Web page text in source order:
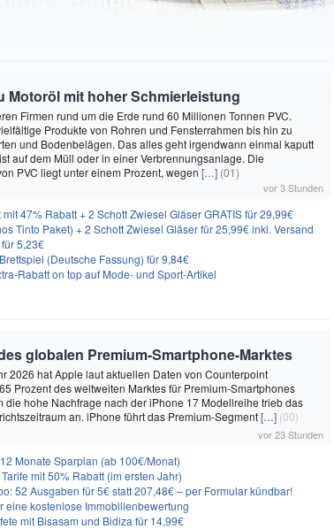
Motoröl mit hoher Schmierleistung
Firmen rund um die Erde rund 60 Millionen Tonnen PVC.
Produkte von Rohren und Fensterrahmen bis hin zu
und Bodenbelägen. Das alles geht irgendwann einmal kaputt
auf dem Müll oder in einer Verbrennungsanlage. Die
PVC liegt unter einem Prozent, wegen […] (01)
vor 3 Stunden
47% Rabatt + 2 Schott Zwiesel Gläser GRATIS für 29,99€
Tinto Paket) + 2 Schott Zwiesel Gläser für 25,99€ inkl. Versand
5,23€
(Deutsche Fassung) für 9,84€
Rabatt on top auf Mode- und Sport-Artikel
globalen Premium-Smartphone-Marktes
2026 hat Apple laut aktuellen Daten von Counterpoint
Prozent des weltweiten Marktes für Premium-Smartphones
die hohe Nachfrage nach der iPhone 17 Modellreihe trieb das
an. iPhone führt das Premium-Segment[…] (00)
vor 23 Stunden
Monate Sparplan (ab 100€/Monat)
mit 50% Rabatt (im ersten Jahr)
52 Ausgaben für 5€ statt 207,48€ – per Formular kündbar!
eine kostenlose Immobilienbewertung
mit Bisasam und Bidiza für 14,99€